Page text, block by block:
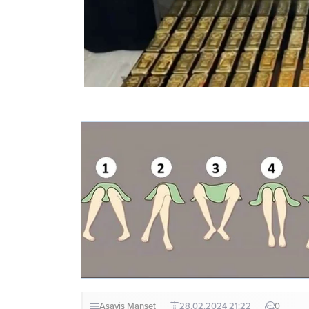
Asayiş Manşet 28.02.2024 21:22 0